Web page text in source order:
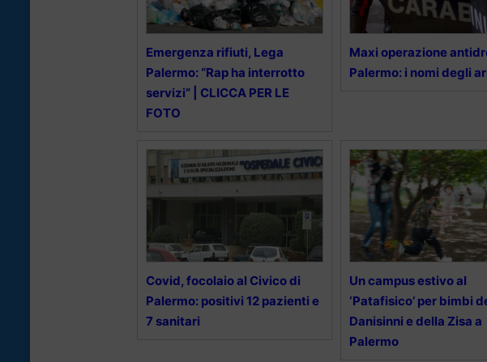
Emergenza rifiuti, Lega
Palermo: “Rap ha interrotto
servizi” | CLICCA PER LE
FOTO
Maxi operazione
Palermo: i nomi degli
Covid, focolaio al Civico di
Palermo: positivi 12 pazienti e
7 sanitari
Un campus estivo al
‘Patafisico’ per bimbi
Danisinni e della Zisa a
Palermo